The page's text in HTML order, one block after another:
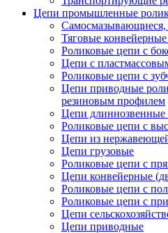
Цепи промышленные
Тяговые
Роликовые цепи с
Цепи с
Роликовые цепи с
Цепи приводные
резиновым профилем
Цепи длиннозвенные
Роликовые цепи с
Цепи из
Цепи грузовые
Роликовые цепи с
Цепи конвейерные
Роликовые цепи с
Роликовые цепи с
Цепи
Цепи приводные